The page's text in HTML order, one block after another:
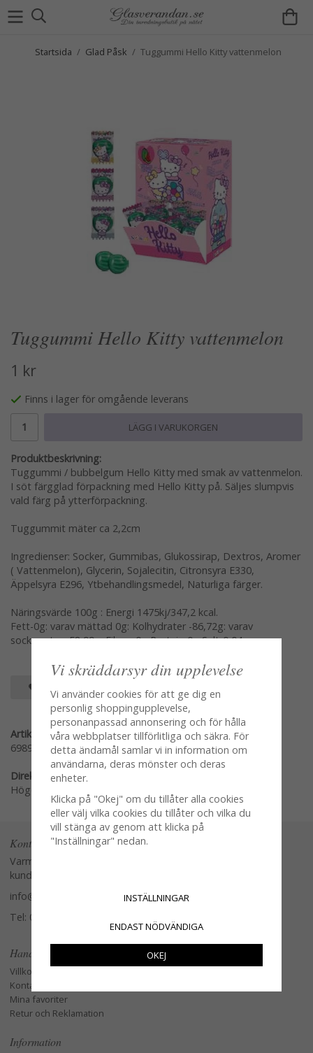
Startsida / Glad Påsk / Tuggummi Hello Kitty vattenmelon
Tuggummi Hello Kitty vattenmelon
1 kr
Finns i lager för omgående leverans
LÄGG I VARUKORGEN
Produktbeskrivning:
Tuggummi / bubbelgum Hello Kitty med smak av vattenmelon.
I söt färgglad förpackning med Hello Kitty på. Säljes slumpvis
vald färg på ytterförpackning.
Tuggummit mäter ca 2,2cm
Ingredienser: Socker, Gummibas, Glukossirap, Dextros, Aromer
( Vattenmelon), Glycerin, Sojalecitin, Citronsyra E330,
Äppelsyra E296, Ytbehandlingsmedel, Naturliga färger.
Näringsvärde 100g : Energi 1475kj/347,2 kcal.
Fett-0g: varav mättad 0g: Kolhydrater -86,72g: varav
sockerarter -58,99g: Fibrer-0g Protein-0g Salt-0,04g
Artikelnummer:
69895
Direktlänk:
Högerklicka och kopiera adressen
Kontakta oss
Varmt välkommen att kontakta vår
kundtjänst.
info@glasverandan.se
Tel: 079-3495968
Handla
Villkor
Kontakta oss
Mina favoriter
Retur och Reklamation
Information
Vi skräddarsyr din upplevelse
Vi använder cookies för att ge dig en
personlig shoppingupplevelse,
personanpassad annonsering och för hålla
våra webbplatser tillförlitliga och säkra. För
detta ändamål samlar vi in information om
användarna, deras mönster och deras
enheter.
Klicka på "Okej" om du tillåter alla cookies
eller välj vilka cookies du tillåter och vilka du
vill stänga av genom att klicka på
"Inställningar" nedan.
INSTÄLLNINGAR
ENDAST NÖDVÄNDIGA
OKEJ